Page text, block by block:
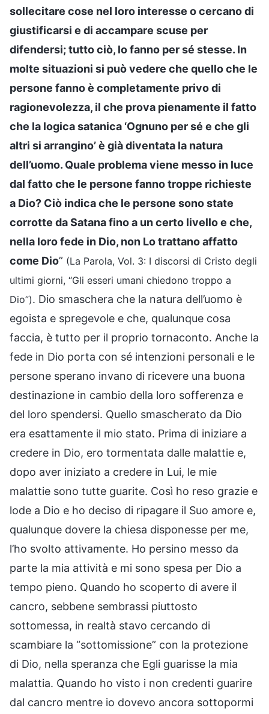
sollecitare cose nel loro interesse o cercano di
giustificarsi e di accampare scuse per
difendersi; tutto ciò, lo fanno per sé stesse. In
molte situazioni si può vedere che quello che le
persone fanno è completamente privo di
ragionevolezza, il che prova pienamente il fatto
che la logica satanica ‘Ognuno per sé e che gli
altri si arrangino’ è già diventata la natura
dell’uomo. Quale problema viene messo in luce
dal fatto che le persone fanno troppe richieste
a Dio? Ciò indica che le persone sono state
corrotte da Satana fino a un certo livello e che,
nella loro fede in Dio, non Lo trattano affatto
come Dio” (La Parola, Vol. 3: I discorsi di Cristo degli
ultimi giorni, “Gli esseri umani chiedono troppo a
Dio”). Dio smaschera che la natura dell’uomo è
egoista e spregevole e che, qualunque cosa
faccia, è tutto per il proprio tornaconto. Anche la
fede in Dio porta con sé intenzioni personali e le
persone sperano invano di ricevere una buona
destinazione in cambio della loro sofferenza e
del loro spendersi. Quello smascherato da Dio
era esattamente il mio stato. Prima di iniziare a
credere in Dio, ero tormentata dalle malattie e,
dopo aver iniziato a credere in Lui, le mie
malattie sono tutte guarite. Così ho reso grazie e
lode a Dio e ho deciso di ripagare il Suo amore e,
qualunque dovere la chiesa disponesse per me,
l’ho svolto attivamente. Ho persino messo da
parte la mia attività e mi sono spesa per Dio a
tempo pieno. Quando ho scoperto di avere il
cancro, sebbene sembrassi piuttosto
sottomessa, in realtà stavo cercando di
scambiare la “sottomissione” con la protezione
di Dio, nella speranza che Egli guarisse la mia
malattia. Quando ho visto i non credenti guarire
dal cancro mentre io dovevo ancora sottopormi